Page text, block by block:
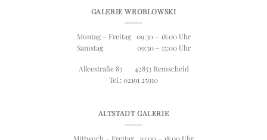
GALERIE WROBLOWSKI
Montag – Freitag 09:30 – 18:00 Uhr
Samstag 09:30 – 15:00 Uhr
Alleestraße 83 42853 Remscheid
Tel.: 02191 25910
ALTSTADT GALERIE